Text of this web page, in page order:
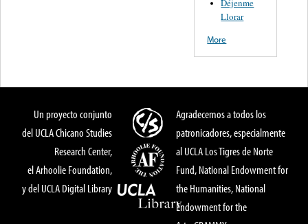
Déjenme
Llorar
More
Un proyecto conjunto
del UCLA Chicano Studies
Research Center,
el Arhoolie Foundation,
y del UCLA Digital Library
Agradecemos a todos los
patronicadores, especialmente
al UCLA Los Tigres de Norte
Fund, National Endowment for
the Humanities, National
Endowment for the